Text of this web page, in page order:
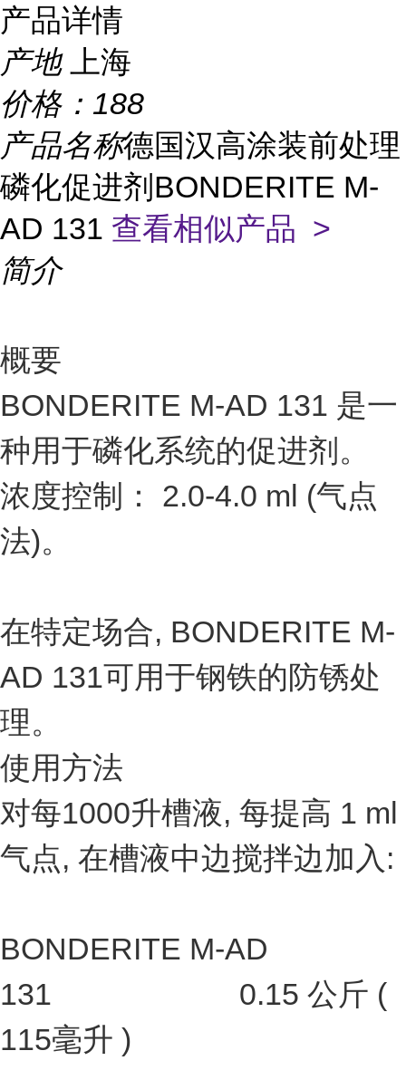
产品详情
产地
上海
价格： 188
产品名称德国汉高涂装前处理
磷化促进剂BONDERITE M-
AD 131 查看相似产品 >
简介
概要
BONDERITE M-AD 131 是一
种用于磷化系统的促进剂。
浓度控制： 2.0-4.0 ml (气点
法)。
在特定场合, BONDERITE M-
AD 131可用于钢铁的防锈处
理。
使用方法
对每1000升槽液, 每提高 1 ml
气点, 在槽液中边搅拌边加入:
BONDERITE M-AD
131 0.15 公斤 (
115毫升 )